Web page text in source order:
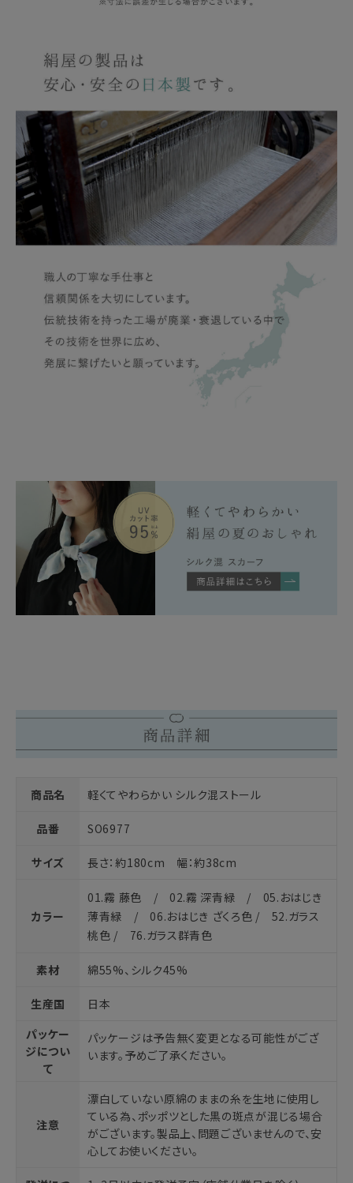
商品名 軽くてやわらかい シルク混ストール
品番 SO6977
サイズ 長さ：約180cm 幅：約38cm
カラー
01.霧 藤色 / 02.霧 深青緑 / 05.おはじき
薄青緑 / 06.おはじき ざくろ色 / 52.ガラス
桃色 / 76.ガラス群青色
素材 綿55%、シルク45%
生産国
日本
パッケー
ジについ
て
パッケージは予告無く変更となる可能性がござ
います。予めご了承ください。
注意
漂白していない原綿のままの糸を生地に使用し
ている為、ポッポツとした黒の斑点が混じる場合
がございます。製品上、問題ございませんので、安
心してお使いください。